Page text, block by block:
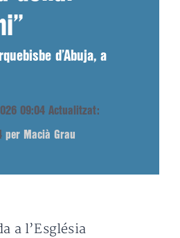
d’Abuja, a
09:04 Actualitzat:
per Macià Grau
a l’Església